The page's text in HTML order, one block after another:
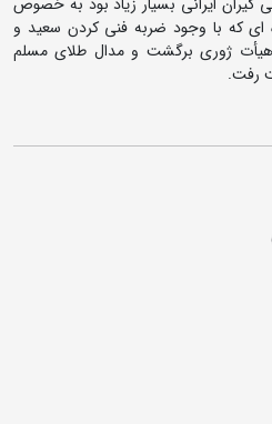
که با وجود ضربه فنی کردن سعید و
هیأت ژوری برگشت و مدال طلای مسلم
رفت.